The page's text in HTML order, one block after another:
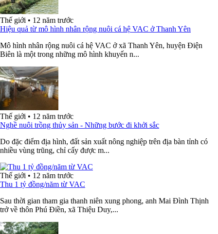
Thế giới • 12 năm trước
Hiệu quả từ mô hình nhân rộng nuôi cá hệ VAC ở Thanh Yên
Mô hình nhân rộng nuôi cá hệ VAC ở xã Thanh Yên, huyện Điện
Biên là một trong những mô hình khuyến n...
Thế giới • 12 năm trước
Nghề nuôi trồng thủy sản - Những bước đi khởi sắc
Do đặc điểm địa hình, đất sản xuất nông nghiệp trên địa bàn tỉnh có
nhiều vùng trũng, chỉ cấy được m...
Thế giới • 12 năm trước
Thu 1 tỷ đồng/năm từ VAC
Sau thời gian tham gia thanh niên xung phong, anh Mai Đình Thịnh
trở về thôn Phú Điền, xã Thiệu Duy,...